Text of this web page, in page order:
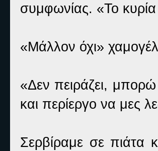
συμφωνίας. «Το
«Μάλλον όχι»
«Δεν πειράζει,
και περίεργο να μες
Σερβίραμε σε πιάτα